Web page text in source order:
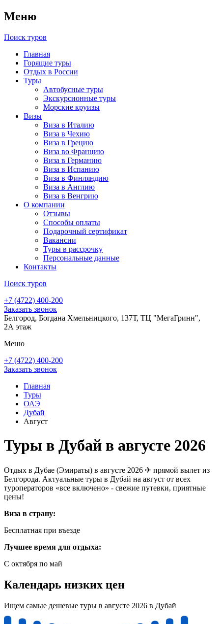
Меню
Поиск туров
Главная
Горящие туры
Отдых в России
Туры
Автобусные туры
Экскурсионные туры
Морские круизы
Визы
Виза в Италию
Виза в Чехию
Виза в Грецию
Виза во Францию
Виза в Германию
Виза в Испанию
Виза в Финляндию
Виза в Англию
Виза в Венгрию
О компании
Отзывы
Способы оплаты
Подарочный сертификат
Вакансии
Туры в рассрочку
Персональные данные
Контакты
Поиск туров
+7 (4722) 400-200
Заказать звонок
Белгород, Богдана Хмельницкого, 137Т, ТЦ "МегаГринн",
2А этаж
Меню
+7 (4722) 400-200
Заказать звонок
Главная
Туры
ОАЭ
Дубай
Август
Туры в Дубай в августе 2026
Отдых в Дубае (Эмираты) в августе 2026 ✈ прямой вылет из
Белгорода. Актуальные туры в Дубай на август от всех
туроператоров «все включено» - свежие путевки, приятные
цены!
Виза в страну:
Бесплатная при въезде
Лучшее время для отдыха:
C октября по май
Календарь низких цен
Ищем самые дешевые туры в августе 2026 в Дубай